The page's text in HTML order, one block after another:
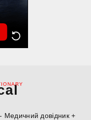
Медичний довідник +